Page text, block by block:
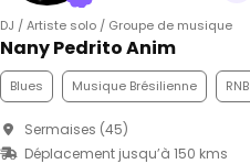
DJ / Artiste solo / Groupe de musique
Nany Pedrito Anim
Blues Musique Brésilienne RNB
Sermaises (45)
Déplacement jusqu’à 150 kms